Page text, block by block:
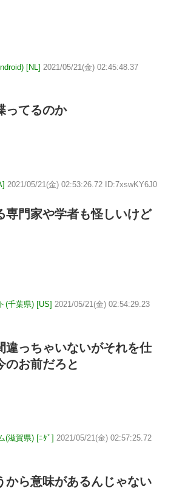
[NL] 2021/05/21(金) 02:45:48.37
ってるのか
2021/05/21(金) 02:53:26.72 ID:7xswKY6J0
専門家や学者も怪しいけど
(千葉県) [US] 2021/05/21(金) 02:54:29.23
違っちゃいないがそれを仕
のお前だろと
(滋賀県) [ﾆﾀﾞ] 2021/05/21(金) 02:57:25.72
から意味があるんじゃない